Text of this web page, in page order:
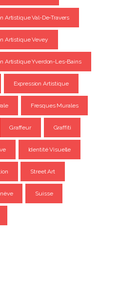
Artistique Val-De-Travers
Artistique Vevey
Artistique Yverdon-Les-Bains
Expression Artistique
Fresques Murales
Graffeur Graffiti
Identité Visuelle
Street Art
Suisse